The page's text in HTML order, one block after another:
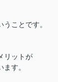
ことです。
リットが
す。